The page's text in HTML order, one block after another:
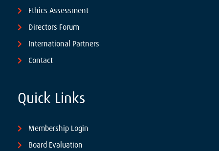
Ethics Assessment
Directors Forum
International Partners
Contact
Quick Links
Membership Login
Board Evaluation